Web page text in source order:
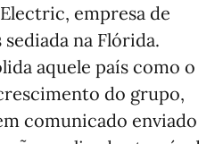
empresa de
na Flórida.
aquele país como o
do grupo,
comunicado enviado